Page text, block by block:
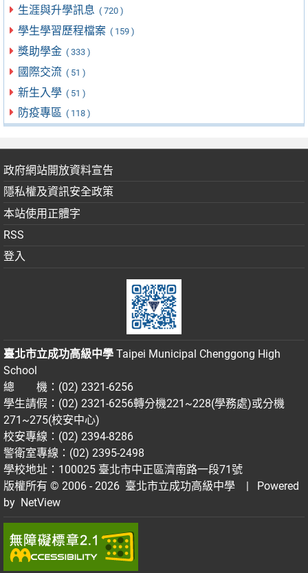
生涯與升學訊息 ( 720 )
學生學習歷程檔案 ( 159 )
獎助學金 ( 333 )
國際交流 ( 51 )
新生入學 ( 51 )
防疫專區 ( 118 )
政府網站開放資料宣告
隱私權及資訊安全政策
本站使用正體字
RSS
登入
臺北市立成功高級中學 Taipei Municipal Chenggong High
School
總 機：(02) 2321-6256
學生請假：(02) 2321-6256轉分機221~228(學務處)或分機
271~275(校安中心)
校安專線：(02) 2394-8286
警衛室專線：(02) 2395-2498
學校地址：100025 臺北市中正區濟南路一段71號
版權所有 © 2006 - 2026 臺北市立成功高級中學
| Powered
by NetView